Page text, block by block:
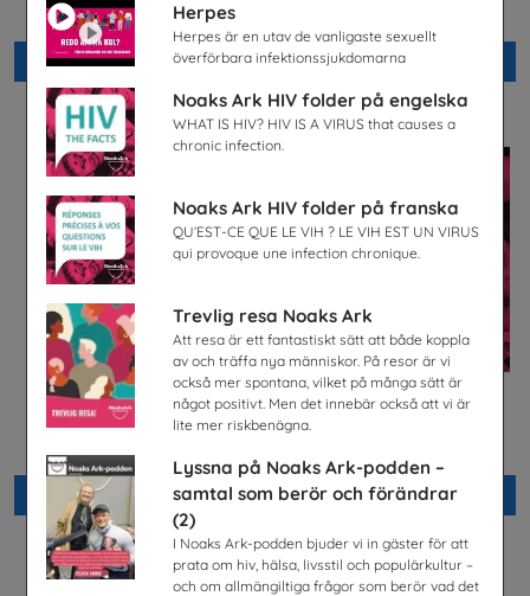
Herpes
Herpes är en utav de vanligaste sexuellt
överförbara infektionssjukdomarna
Noaks Ark HIV folder på engelska
WHAT IS HIV? HIV IS A VIRUS that causes a
chronic infection.
Noaks Ark HIV folder på franska
QU’EST-CE QUE LE VIH ? LE VIH EST UN VIRUS
qui provoque une infection chronique.
Trevlig resa Noaks Ark
Att resa är ett fantastiskt sätt att både koppla
av och träffa nya människor. På resor är vi
också mer spontana, vilket på många sätt är
något positivt. Men det innebär också att vi är
lite mer riskbenägna.
Lyssna på Noaks Ark-podden –
samtal som berör och förändrar
(2)
I Noaks Ark-podden bjuder vi in gäster för att
prata om hiv, hälsa, livsstil och populärkultur –
och om allmängiltiga frågor som berör vad det
Energiföretagen Sverige
Beställ 0kr Beställ 0kr
Lastbilschaufför-Ett
framtidsjobb
TYA
Beställ 0kr
Säkra svar om hiv
Beställ 0kr